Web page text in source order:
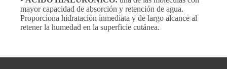
mayor capacidad de absorción y retención de agua.
Proporciona hidratación inmediata y de largo alcance al
retener la humedad en la superficie cutánea.